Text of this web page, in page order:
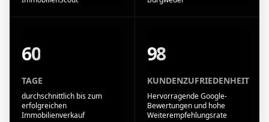
60
TAGE
durchschnittlich bis zum
erfolgreichen
Immobilienverkauf
98
KUNDENZUFRIEDENHEIT
Hervorragende Google-
Bewertungen und hohe
Weiterempfehlungsrate